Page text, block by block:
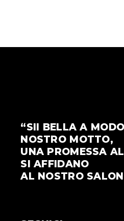
“SII BELLA A
NOSTRO MOTTO,
UNA PROMESSA
SI AFFIDANO
AL NOSTRO